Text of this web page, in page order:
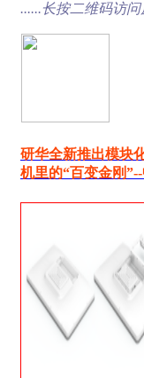
......长按二维码访问
研华全新推出模块
机里的“百变金刚